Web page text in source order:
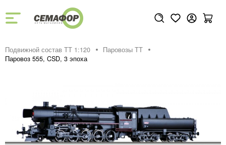
Подвижной состав ТТ 1:120
Паровозы ТТ
Паровоз 555, CSD, 3 эпоха